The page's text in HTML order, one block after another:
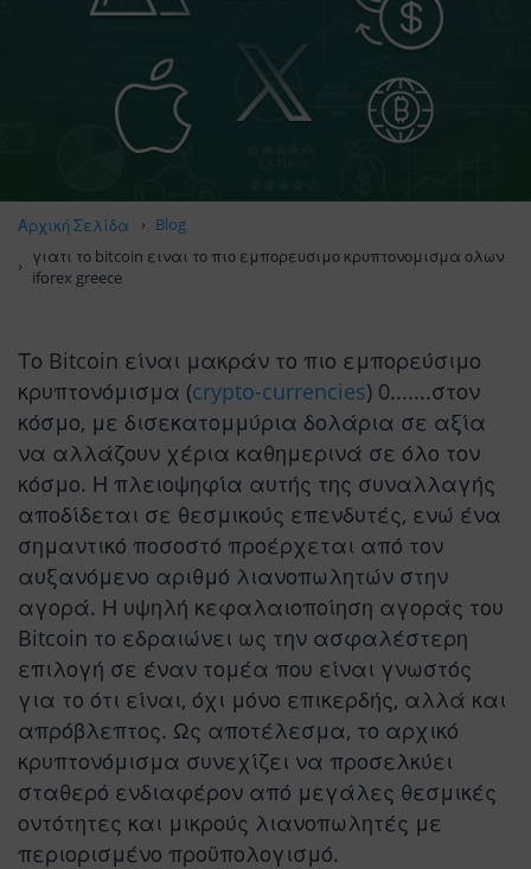
Αρχική Σελίδα
Blog
γιατι το bitcoin ειναι το πιο εμπορευσιμο κρυπτονομισμα ολων
iforex greece
Το Bitcoin είναι μακράν το πιο εμπορεύσιμο
κρυπτονόμισμα (crypto-currencies) 0.......στον
κόσμο, με δισεκατομμύρια δολάρια σε αξία
να αλλάζουν χέρια καθημερινά σε όλο τον
κόσμο. Η πλειοψηφία αυτής της συναλλαγής
αποδίδεται σε θεσμικούς επενδυτές, ενώ ένα
σημαντικό ποσοστό προέρχεται από τον
αυξανόμενο αριθμό λιανοπωλητών στην
αγορά. Η υψηλή κεφαλαιοποίηση αγοράς του
Bitcoin το εδραιώνει ως την ασφαλέστερη
επιλογή σε έναν τομέα που είναι γνωστός
για το ότι είναι, όχι μόνο επικερδής, αλλά και
απρόβλεπτος. Ως αποτέλεσμα, το αρχικό
κρυπτονόμισμα συνεχίζει να προσελκύει
σταθερό ενδιαφέρον από μεγάλες θεσμικές
οντότητες και μικρούς λιανοπωλητές με
περιορισμένο προϋπολογισμό.